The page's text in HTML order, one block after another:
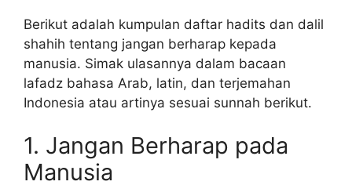
Berikut adalah kumpulan daftar hadits dan dalil
shahih tentang jangan berharap kepada
manusia. Simak ulasannya dalam bacaan
lafadz bahasa Arab, latin, dan terjemahan
Indonesia atau artinya sesuai sunnah berikut.
1. Jangan Berharap pada
Manusia